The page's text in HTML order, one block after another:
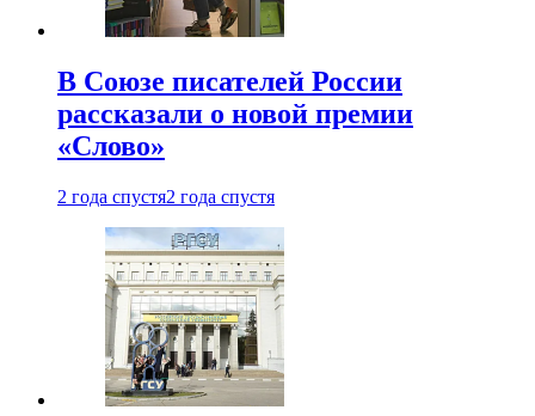
В Союзе писателей России
рассказали о новой премии
«Слово»
2 года спустя2 года спустя